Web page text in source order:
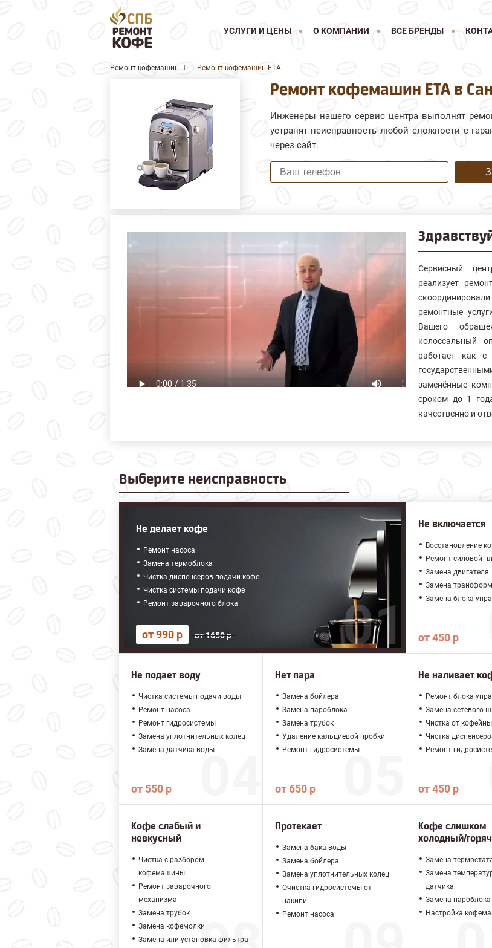
УСЛУГИ И ЦЕНЫ О КОМПАНИИ ВСЕ БРЕНДЫ
Ремонт кофемашин Ремонт кофемашин ETA
Ремонт кофемашин ETA в
Инженеры нашего сервис центра выполнят
устранят неисправность любой сложности с
через сайт.
Сервисный
реализует
ремонтные
Вашего
колосcальный
работает как
заменённые
сроком до 1
качественно и
Выберите неисправность
Не делает кофе
Ремонт насоса
Замена термоблока
Чистка диспенсеров подачи кофе
Чистка системы подачи кофе
Ремонт заварочного блока
от 990 р от 1650 р
Не включается
Восстановление
Ремонт силовой
Замена двигателя
Замена
Замена блока
от 450 р
Не подает воду
Чистка системы подачи воды
Ремонт насоса
Ремонт гидросистемы
Замена уплотнительных колец
Замена датчика воды
от 550 р
Нет пара
Замена бойлера
Замена пароблока
Замена трубок
Удаление кальциевой пробки
Ремонт гидросистемы
от 650 р
Не наливает
Ремонт блока
Замена сетевого
Чистка от
Чистка
Ремонт
от 450 р
Кофе слабый и
невкусный
Чистка с разбором
кофемашины
Ремонт заварочного
механизма
Замена трубок
Замена кофемолки
Замена или установка фильтра
Протекает
Замена бака воды
Замена бойлера
Замена уплотнительных колец
Очистка гидросистемы от
накипи
Ремонт насоса
Кофе слишком
холодный/
Замена
Замена
датчика
Замена пароблока
Настройка